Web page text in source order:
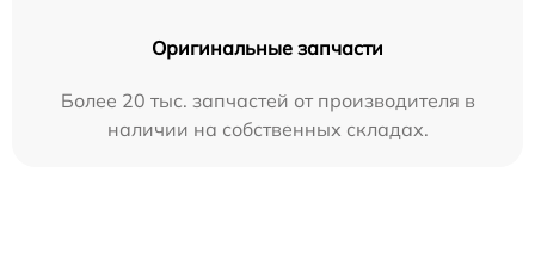
Оригинальные запчасти
Более 20 тыс. запчастей от производителя в
наличии на собственных складах.